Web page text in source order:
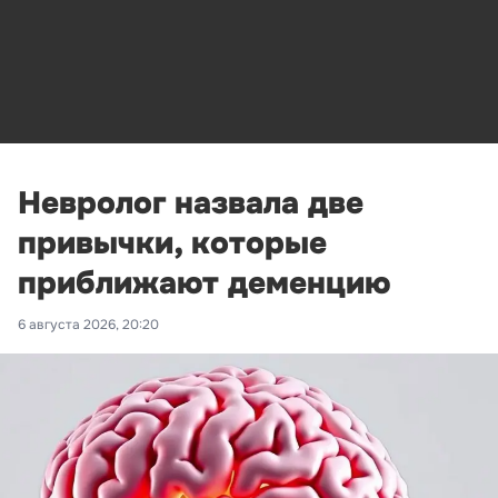
Невролог назвала две
привычки, которые
приближают деменцию
6 августа 2026, 20:20